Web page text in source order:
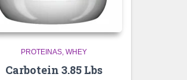
PROTEINAS WHEY
Carbotein 3.85 Lbs